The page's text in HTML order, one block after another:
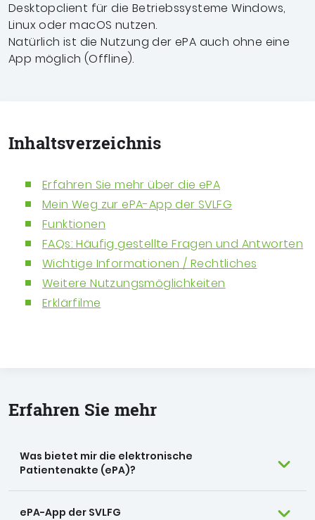
Desktopclient für die Betriebssysteme Windows,
Linux oder macOS nutzen.
Natürlich ist dieNutzung der ePA auch ohne eine
App möglich (Offline).
Inhalts­verzeichnis
Erfahren Sie mehr über die ePA
Mein Weg zur ePA-App der SVLFG
Funktionen
FAQs: Häufig gestellte Fragen und Antworten
Wichtige Informationen / Rechtliches
Weitere Nutzungsmöglichkeiten
Erklärfilme
Erfahren Sie mehr
Was bietet mir die elektronische
Patientenakte (ePA)?
ePA-App der SVLFG